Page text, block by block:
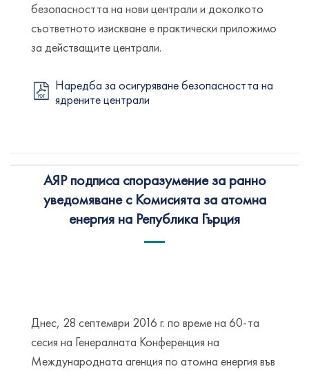
безопасността на нови централи и доколкото
съответното изискване е практически приложимо
за действащите централи.
Наредба за осигуряване безопасността на
ядрените централи
АЯР подписа споразумение за ранно
уведомяване с Комисията за атомна
енергия на Република Гърция
Днес, 28 септември 2016 г. по време на 60-та
сесия на Генералната Конференция на
Международната агенция по атомна енергия във